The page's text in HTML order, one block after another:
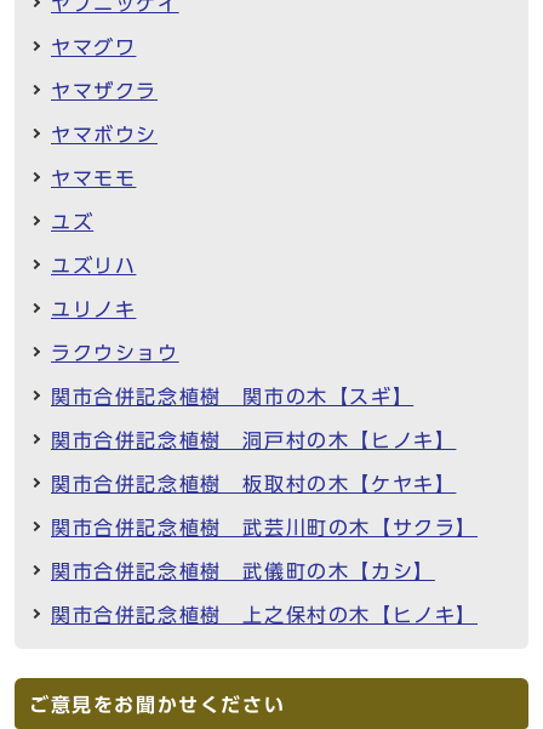
ヤマグワ
ヤマザクラ
ヤマボウシ
ヤマモモ
ユズ
ユズリハ
ユリノキ
ラクウショウ
関市合併記念植樹 関市の木【スギ】
関市合併記念植樹 洞戸村の木【ヒノキ】
関市合併記念植樹 板取村の木【ケヤキ】
関市合併記念植樹 武芸川町の木【サクラ】
関市合併記念植樹 武儀町の木【カシ】
関市合併記念植樹 上之保村の木【ヒノキ】
ご意見をお聞かせください